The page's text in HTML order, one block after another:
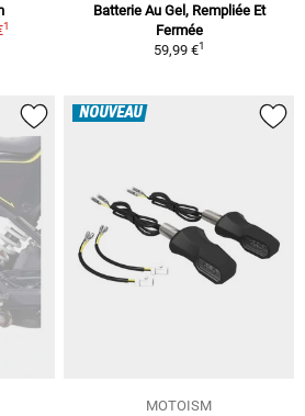
1
Batterie Au Gel, Rempliée Et
Fermée
59,99 €1
NOUVEAU
MOTOISM